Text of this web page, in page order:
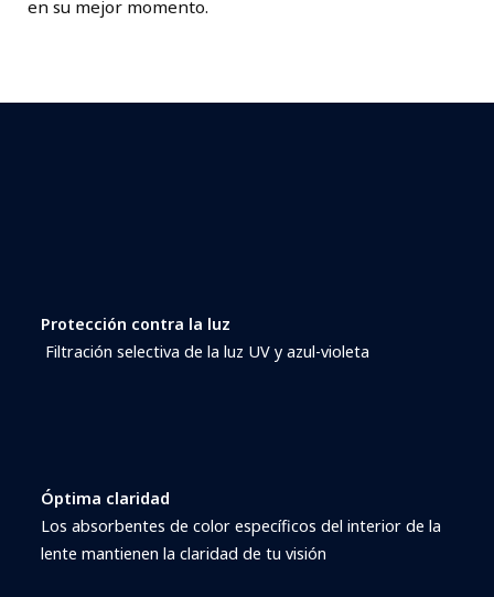
en su mejor momento.
Protección contra la luz
Filtración selectiva de la luz UV y azul-violeta
Óptima claridad
Los absorbentes de color específicos del interior de la
lente mantienen la claridad de tu visión